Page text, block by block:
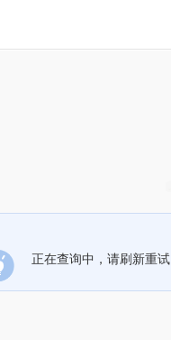
正在查询中，请刷新重试